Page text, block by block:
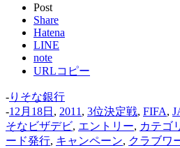
Post
Share
Hatena
LINE
note
URLコピー
-りそな銀行
-12月18日 , 2011 , 3位決定戦, FIFA,
そなビザデビ, エントリー, カテゴ
ード発行, キャンペーン, クラブワ